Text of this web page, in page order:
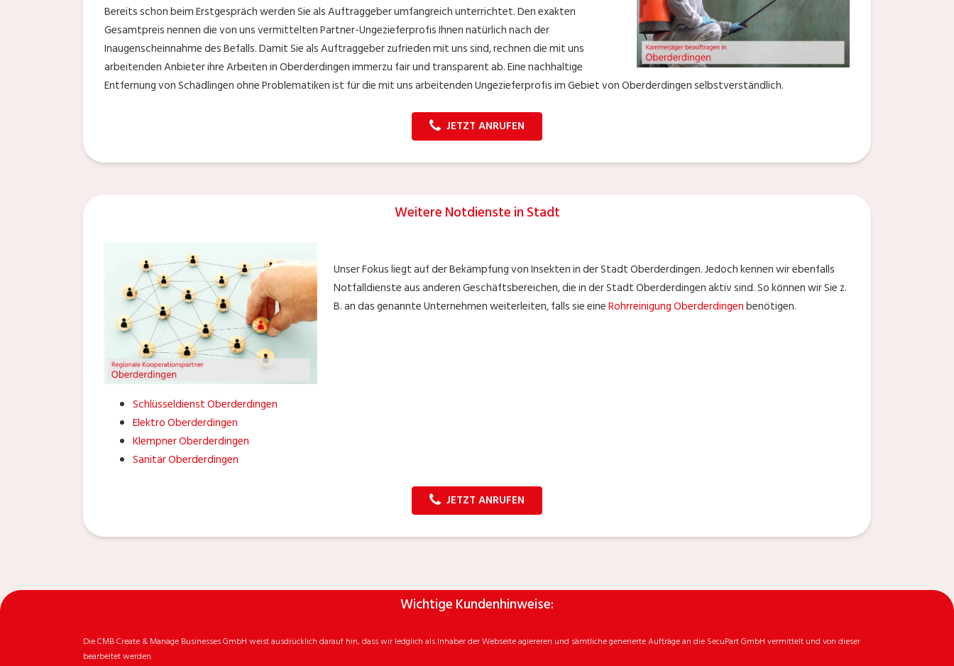
Bereits schon beim Erstgespräch werden Sie als Auftraggeber umfangreich unterrichtet. Den exakten
Gesamtpreis nennen die von uns vermittelten Partner-Ungezieferprofis Ihnen natürlich nach der
Inaugenscheinnahme des Befalls. Damit Sie als Auftraggeber zufrieden mit uns sind, rechnen die mit uns
arbeitenden Anbieter ihre Arbeiten in Oberderdingen immerzu fair und transparent ab. Eine nachhaltige
Entfernung von Schädlingen ohne Problematiken ist für die mit uns arbeitenden Ungezieferprofis im Gebiet von Oberderdingen selbstverständlich.
JETZT ANRUFEN
Weitere Notdienste in Stadt
Unser Fokus liegt auf der Bekämpfung von Insekten in der Stadt Oberderdingen. Jedoch kennen wir ebenfalls
Notfalldienste aus anderen Geschäftsbereichen, die in der Stadt Oberderdingen aktiv sind. So können wir Sie z.
B. an das genannte Unternehmen weiterleiten, falls sie eineRohrreinigung Oberderdingenbenötigen.
Schlüsseldienst Oberderdingen
Elektro Oberderdingen
Klempner Oberderdingen
Sanitär Oberderdingen
JETZT ANRUFEN
Wichtige Kundenhinweise:
Die CMB Create & Manage Businesses GmbH weist ausdrücklich darauf hin, dass wir ledglich als Inhaber der Webseite agiereren und sämtliche generierte Aufträge an die SecuPart GmbH vermittelt und von dieser
bearbeitet werden.